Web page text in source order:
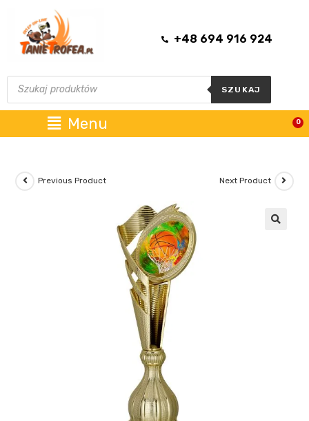
+48 694 916 924
SZUKAJ
Menu 0
Previous Product Next Product